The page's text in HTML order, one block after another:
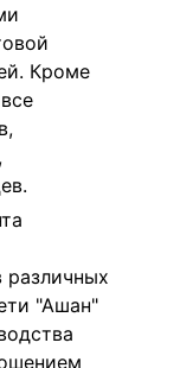
Кроме
различных
"Ашан"